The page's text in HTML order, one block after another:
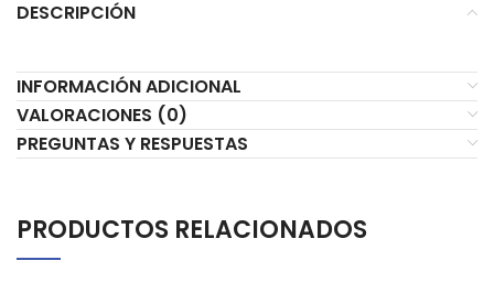
DESCRIPCIÓN
INFORMACIÓN ADICIONAL
VALORACIONES (0)
PREGUNTAS Y RESPUESTAS
PRODUCTOS RELACIONADOS